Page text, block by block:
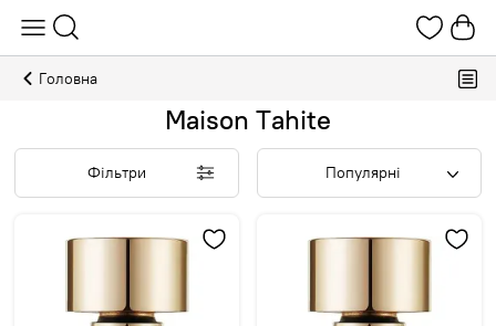
Головна
Maison Tahite
Фільтри Популярні